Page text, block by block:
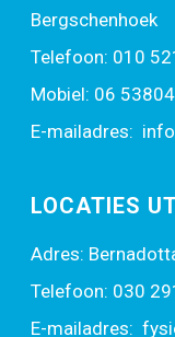
Bergschenhoek
Telefoon: 010
Mobiel: 06
E-mailadres:
LOCATIES
Adres:
Telefoon: 030
E-mailadres: